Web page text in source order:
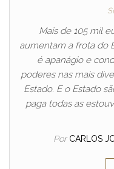
Mais de 105 mil
aumentam a frota do
é apanágio e
poderes nas mais
Estado. E o Estado
paga todas as
Por CARLOS